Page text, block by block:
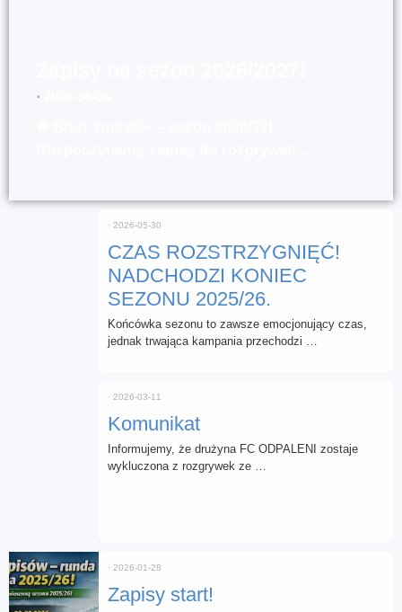
⋅
CZAS ROZSTRZYGNIĘĆ!
NADCHODZI KONIEC
SEZONU 2025/26.
⋅ 2026-05-30
Końcówka sezonu to zawsze emocjonujący czas,
jednak trwająca kampania przechodzi …
Komunikat
⋅ 2026-03-11
Informujemy, że drużyna FC ODPALENI zostaje
wykluczona z rozgrywek ze …
Zapisy start!
⋅ 2026-01-28